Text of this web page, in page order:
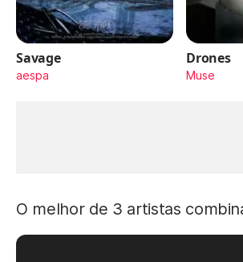
Savage
aespa
Drones
Muse
O melhor de 3 artistas